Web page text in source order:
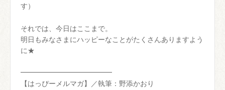
す）
それでは、今日はここまで。
明日もみなさまにハッピーなことがたくさんありますよう
に★
━━━━━━━━━━━━━
【はっぴーメルマガ】／執筆：野添かおり